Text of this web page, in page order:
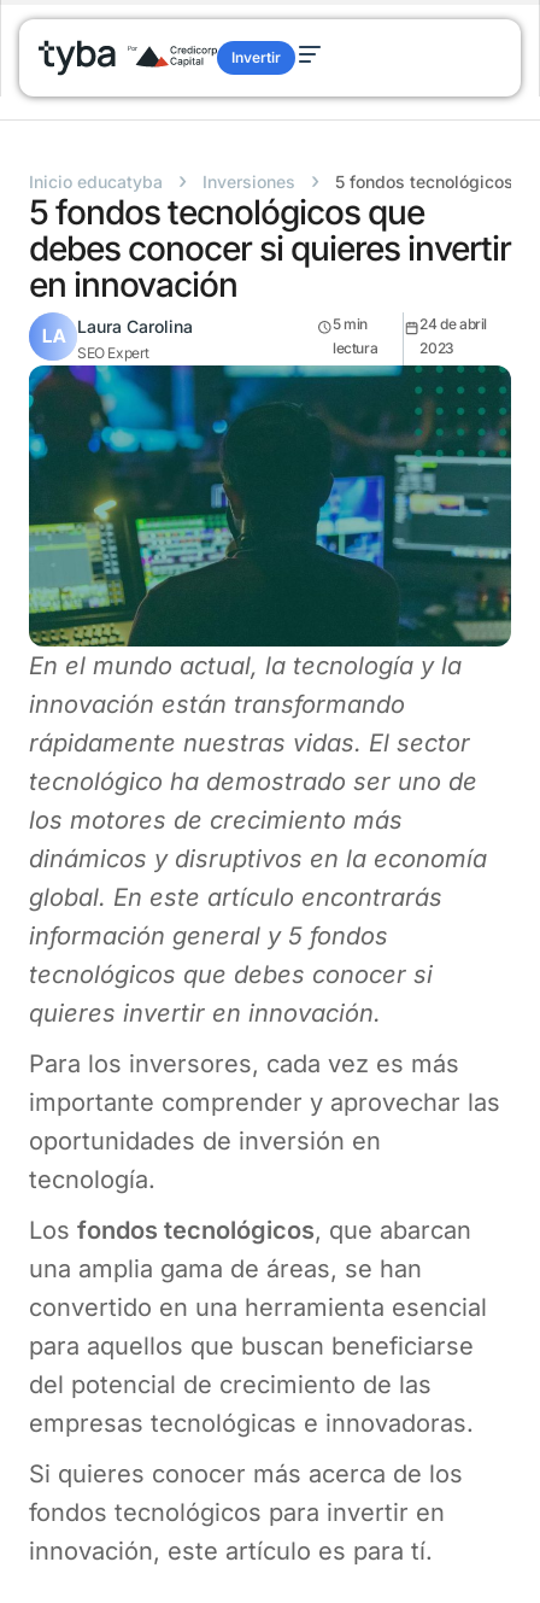
Invertir
Inicio educatyba › Inversiones › 5 fondos tecnológicos
5 fondos tecnológicos que
debes conocer si quieres invertir
en innovación
Laura Carolina
SEO Expert
5 min
lectura
24 de abril
2023
En el mundo actual, la tecnología y la
innovación están transformando
rápidamente nuestras vidas. El sector
tecnológico ha demostrado ser uno de
los motores de crecimiento más
dinámicos y disruptivos en la economía
global. En este artículo encontrarás
información general y 5 fondos
tecnológicos que debes conocer si
quieres invertir en innovación.
Para los inversores, cada vez es más
importante comprender y aprovechar las
oportunidades de inversión en
tecnología.
Los fondos tecnológicos, que abarcan
una amplia gama de áreas, se han
convertido en una herramienta esencial
para aquellos que buscan beneficiarse
del potencial de crecimiento de las
empresas tecnológicas e innovadoras.
Si quieres conocer más acerca de los
fondos tecnológicos para invertir en
innovación, este artículo es para tí.